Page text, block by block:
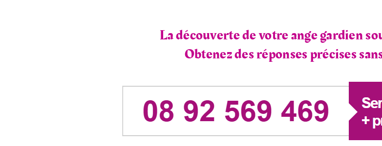
La découverte de votre ange gardien
Obtenez des réponses précises